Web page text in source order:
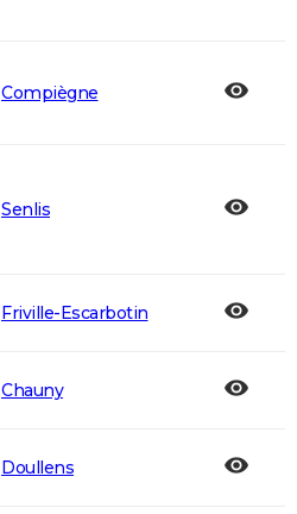
Compiègne
Senlis
Friville-Escarbotin
Chauny
Doullens